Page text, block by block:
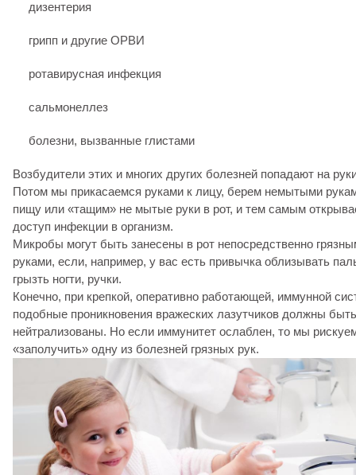
дизентерия
грипп и другие ОРВИ
ротавирусная инфекция
сальмонеллез
болезни, вызванные глистами
Возбудители этих и многих других болезней попадают на
Потом мы прикасаемся руками к лицу, берем немытыми
пищу или «тащим» не мытые руки в рот, и тем самым
доступ инфекции в организм.
Микробы могут быть занесены в рот непосредственно
руками, если, например, у вас есть привычка облизывать
грызть ногти, ручки.
Конечно, при крепкой, оперативно работающей, иммунной
подобные проникновения вражеских лазутчиков должны быть
нейтрализованы. Но если иммунитет ослаблен, то мы
«заполучить» одну из болезней грязных рук.